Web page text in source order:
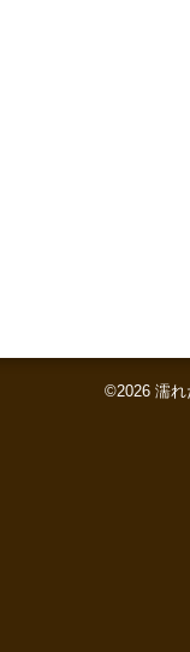
©2026 濡れ